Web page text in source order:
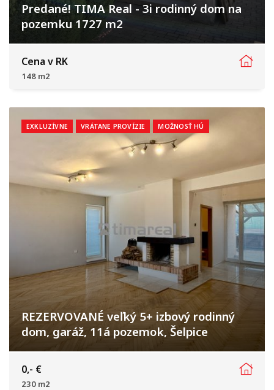
Predané! TIMA Real - 3i rodinný dom na
pozemku 1727 m2
Vlčkovce
Cena v RK
148 m2
EXKLUZÍVNE VRÁTANE PROVÍZIE MOŽNOSŤ HÚ
REZERVOVANÉ veľký 5+ izbový rodinný
dom, garáž, 11á pozemok, Šelpice
Suchovská, Šelpice
0,- €
230 m2